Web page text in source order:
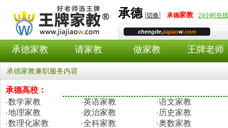
承德[切换] 承德家教 24小时在
chengde.jiajiaow.com
承德家教 请家教 做家教 王牌老师
承德家教兼职服务内容
承德高校：
·数学家教 ·英语家教 ·语文家教
·地理家教 ·政治家教 · 历史家教
·数理化家教 ·全科家教 ·奥数家教